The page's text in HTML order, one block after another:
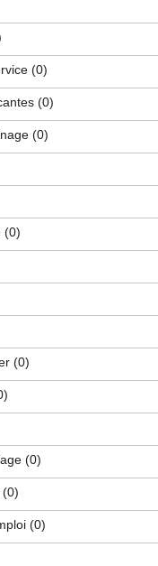
(0)
(0)
(0)
(0)
(0)
(0)
(0)
(0)